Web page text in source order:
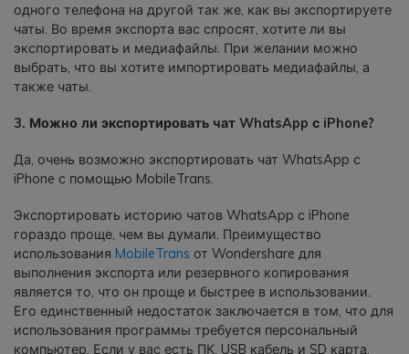
одного телефона на другой так же, как вы экспортируете
чаты. Во время экспорта вас спросят, хотите ли вы
экспортировать и медиафайлы. При желании можно
выбрать, что вы хотите импортировать медиафайлы, а
также чаты.
3. Можно ли экспортировать чат WhatsApp с iPhone?
Да, очень возможно экспортировать чат WhatsApp с
iPhone с помощью MobileTrans.
Экспортировать историю чатов WhatsApp с iPhone
гораздо проще, чем вы думали. Преимущество
использования MobileTrans от Wondershare для
выполнения экспорта или резервного копирования
является то, что он проще и быстрее в использовании.
Его единственный недостаток заключается в том, что для
использования программы требуется персональный
компьютер. Если у вас есть ПК, USB кабель и SD карта,